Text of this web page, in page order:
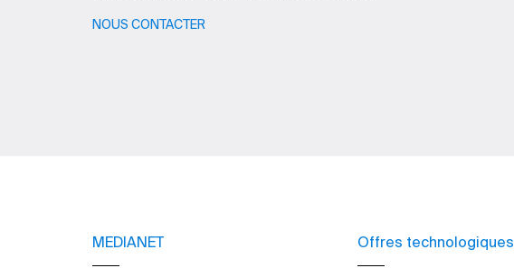
NOUS CONTACTER
MEDIANET Offres technologiques